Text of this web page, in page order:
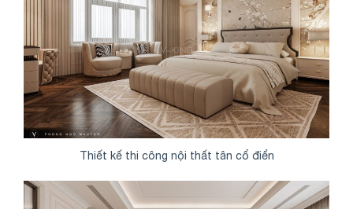
Thiết kế thi công nội thất tân cổ điển